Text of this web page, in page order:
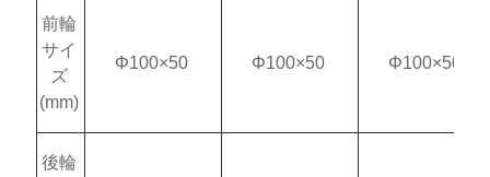
前輪
サイ
ズ
(mm)
Φ100×50 Φ100×50 Φ100×50
後輪